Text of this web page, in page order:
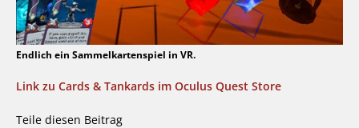
Endlich ein Sammelkartenspiel in VR.
Link zu Cards & Tankards im Oculus Quest Store
Teile diesen Beitrag